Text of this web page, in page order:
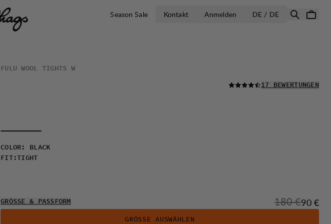
Season Sale Kontakt Anmelden DE / DELAND
FULU WOOL TIGHTS W
LESEN SIE ALLE
17 BEWERTUNGEN
COLOR :
BLACK
FIT:TIGHT
GRÖSSE & PASSFORM 180 €90 €
GRÖSSE AUSWÄHLEN